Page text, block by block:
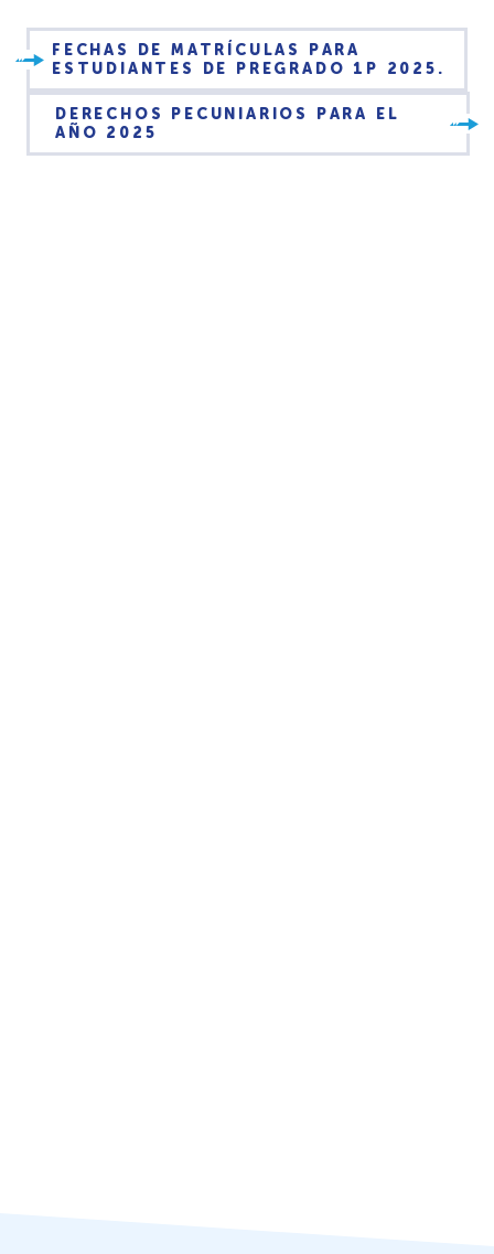
FECHAS DE MATRÍCULAS PARA
ESTUDIANTES DE PREGRADO 1P 2025.
DERECHOS PECUNIARIOS PARA EL
AÑO 2025